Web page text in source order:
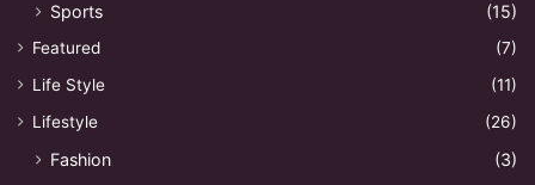
Sports
(15)
Featured
(7)
Life Style
(11)
Lifestyle
(26)
Fashion
(3)